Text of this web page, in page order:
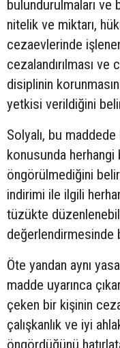
bulundurulmaları ve
nitelik ve miktarı,
cezaevlerinde
cezalandırılması
disiplinin
yetkisi verildiğini
Solyalı, bu
konusunda
öngörülmediğini
indirimi ile ilgili
tüzükte
değerlendirmesinde
Öte yandan aynı
madde uyarınca
çeken bir kişinin
çalışkanlık ve iyi
öngördüğünü